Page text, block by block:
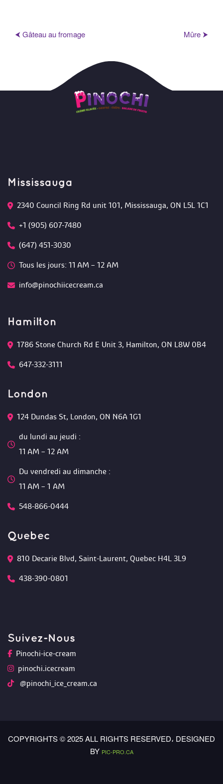
⮜ Gâteau au fromage Mûre ⮞
Mississauga
2340 Council Ring Rd unit 101, Mississauga, ON L5L 1C1
+1 (905) 607-7480
(647) 451-3030
Tous les jours: 11 AM – 12 AM
info@pinochiicecream.ca
Hamilton
1786 Stone Church Rd E Unit 3, Hamilton, ON L8W 0B4
647-332-3111
London
124 Dundas St, London, ON N6A 1G1
du lundi au jeudi :
11 AM – 12 AM
Du vendredi au dimanche :
11 AM – 1 AM
548-866-0444
Quebec
810 Decarie Blvd, Saint-Laurent, Quebec H4L 3L9
438-390-0801
Suivez-Nou
Pinochi-ice-cream
pinochi.icecream
@pinochi_ice_cream.ca
COPYRIGHTS © 2025 ALL RIGHTS RESERVED، DESIGNED
BY PIC-PRO.CA